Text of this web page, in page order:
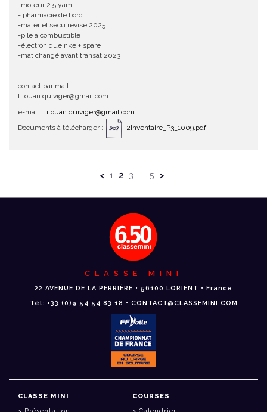
-moteur 2.5 yam
- pharmacie de bord
-matériel sécu révisé 2025
-pile à combustible
-électronique nke + spare
-mat changé avant transat 2023
contact par mail
titouan.quiviger@gmail.com
e-mail : titouan.quiviger@gmail.com
Documents à télécharger :
2Inventaire_P3_1009.pdf
< 1 2 3 ... 5 >
CLASSE MINI
22 AVENUE DE LA PERRIÈRE • 56100 LORIENT • France
Tél: +33 (0)9 54 54 83 18 • CONTACT@CLASSEMINI.COM
CLASSE MINI
COURSES